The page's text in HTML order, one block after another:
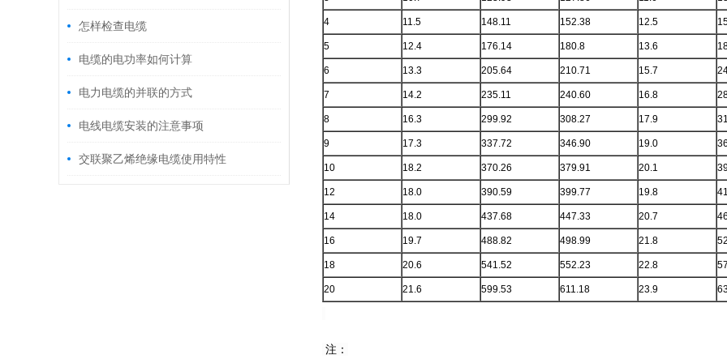
怎样检查电缆
电缆的电功率如何计算
电力电缆的并联的方式
电线电缆安装的注意事项
交联聚乙烯绝缘电缆使用特性
4 11.5 148.11 152.38 12.5
5 12.4 176.14 180.8 13.6
6 13.3 205.64 210.71 15.7
7 14.2 235.11 240.60 16.8
8 16.3 299.92 308.27 17.9
9 17.3 337.72 346.90 19.0
10 18.2 370.26 379.91 20.1
12 18.0 390.59 399.77 19.8
14 18.0 437.68 447.33 20.7
16 19.7 488.82 498.99 21.8
18 20.6 541.52 552.23 22.8
20 21.6 599.53 611.18 23.9
注：